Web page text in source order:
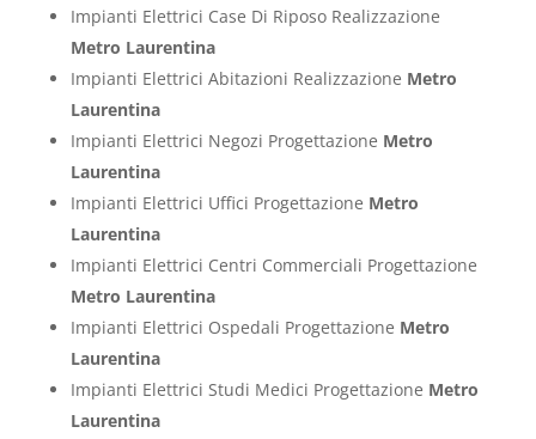
Impianti Elettrici Case Di Riposo Realizzazione
Metro Laurentina
Impianti Elettrici Abitazioni Realizzazione Metro
Laurentina
Impianti Elettrici Negozi Progettazione Metro
Laurentina
Impianti Elettrici Uffici Progettazione Metro
Laurentina
Impianti Elettrici Centri Commerciali Progettazione
Metro Laurentina
Impianti Elettrici Ospedali Progettazione Metro
Laurentina
Impianti Elettrici Studi Medici Progettazione Metro
Laurentina